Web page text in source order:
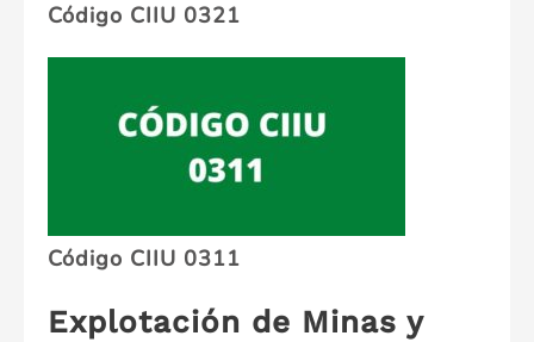
Código CIIU 0321
Código CIIU 0311
Explotación de Minas y